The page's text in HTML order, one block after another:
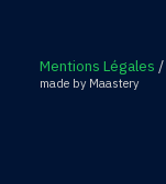
Mentions Légales /
made by Maastery